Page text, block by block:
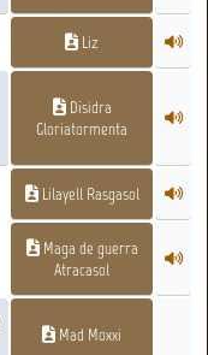
Liz
Disidra
Gloriatormenta
Lilayell Rasgasol
Maga de guerra
Atracasol
Mad Moxxi